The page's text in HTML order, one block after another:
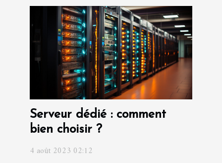
Serveur dédié : comment
bien choisir ?
4 août 2023 02:12